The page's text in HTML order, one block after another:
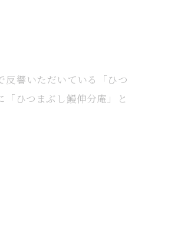
反響いただいている「ひつ
ひつまぶし鰻伸分庵」と